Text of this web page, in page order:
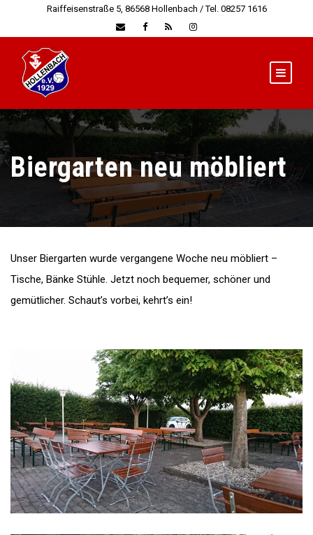
Raiffeisenstraße 5, 86568 Hollenbach / Tel. 08257 1616
Biergarten neu möbliert
Unser Biergarten wurde vergangene Woche neu möbliert –
Tische, Bänke Stühle. Jetzt noch bequemer, schöner und
gemütlicher. Schaut’s vorbei, kehrt’s ein!